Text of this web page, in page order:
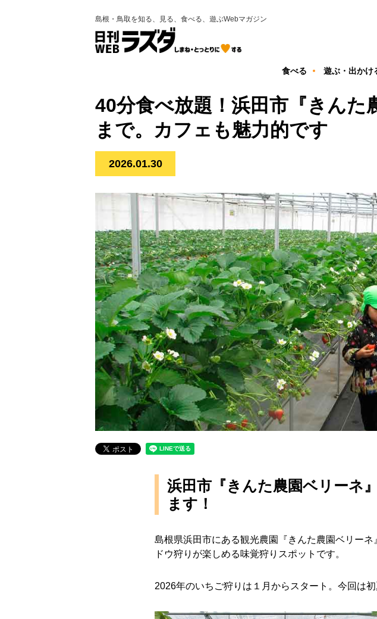
島根・鳥取を知る、見る、食べる、遊ぶWebマガジン
食べる 遊ぶ・出かけ
40分食べ放題！浜田市『きん
まで。カフェも魅力的です
2026.01.30
浜田市『きんた農園ベリーネ
ます！
島根県浜田市にある観光農園『きんた農園ベリー
ドウ狩りが楽しめる味覚狩りスポットです。
2026年のいちご狩りは１月からスタート。今回は